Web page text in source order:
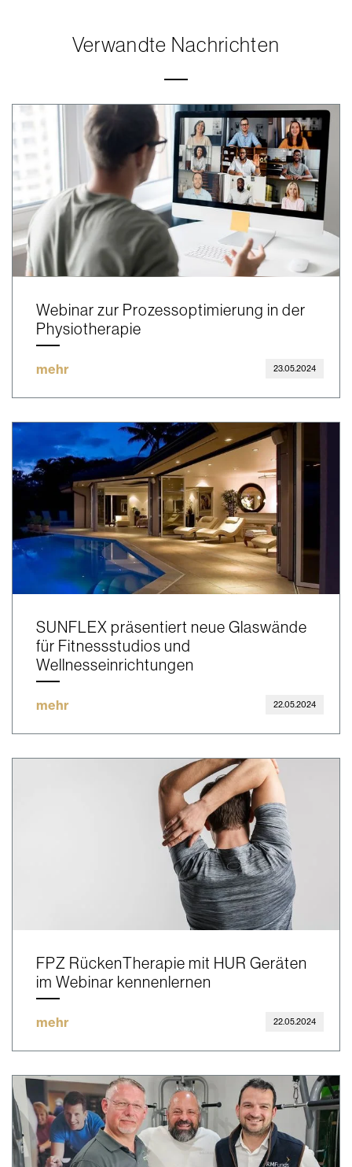
Verwandte Nachrichten
Webinar zur Prozessoptimierung in der
Physiotherapie
mehr 23.05.2024
SUNFLEX präsentiert neue Glaswände
für Fitnessstudios und
Wellnesseinrichtungen
mehr 22.05.2024
FPZ RückenTherapie mit HUR Geräten
im Webinar kennenlernen
mehr 22.05.2024